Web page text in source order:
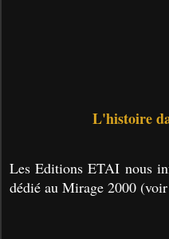
L'histoire
Les Editions ETAI nous
dédié au Mirage 2000 (voir